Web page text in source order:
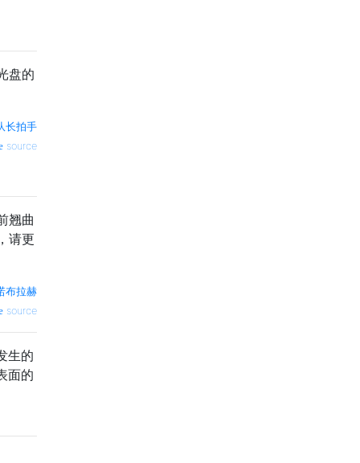
盘的
长拍手
source
翘曲
请更
布拉赫
source
生的
面的